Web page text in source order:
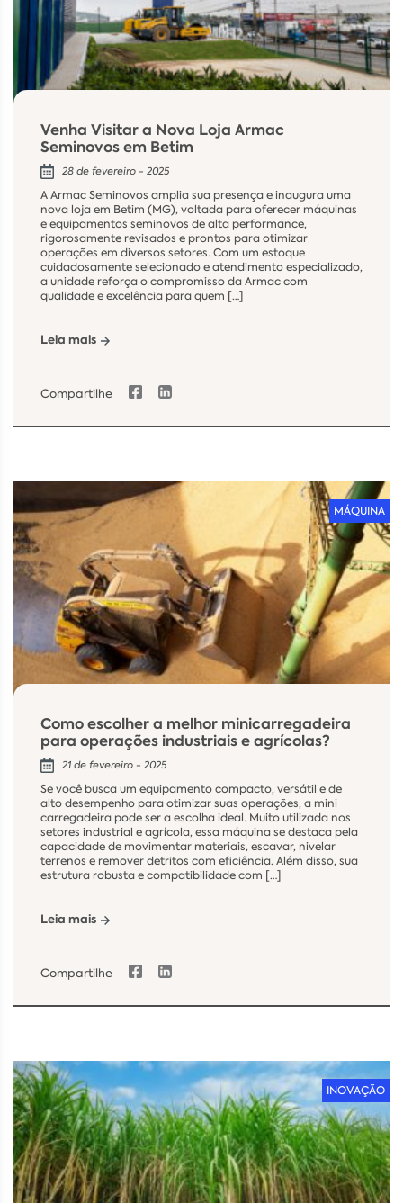
Venha Visitar a Nova Loja Armac
Seminovos em Betim
28 de fevereiro - 2025
A Armac Seminovos amplia sua presença e inaugura uma
nova loja em Betim (MG), voltada para oferecer máquinas
e equipamentos seminovos de alta performance,
rigorosamente revisados e prontos para otimizar
operações em diversos setores. Com um estoque
cuidadosamente selecionado e atendimento especializado,
a unidade reforça o compromisso da Armac com
qualidade e excelência para quem […]
Leia mais
Compartilhe
MÁQUINA
Como escolher a melhor minicarregadeira
para operações industriais e agrícolas?
21 de fevereiro - 2025
Se você busca um equipamento compacto, versátil e de
alto desempenho para otimizar suas operações, a mini
carregadeira pode ser a escolha ideal. Muito utilizada nos
setores industrial e agrícola, essa máquina se destaca pela
capacidade de movimentar materiais, escavar, nivelar
terrenos e remover detritos com eficiência. Além disso, sua
estrutura robusta e compatibilidade com […]
Leia mais
Compartilhe
INOVAÇÃO